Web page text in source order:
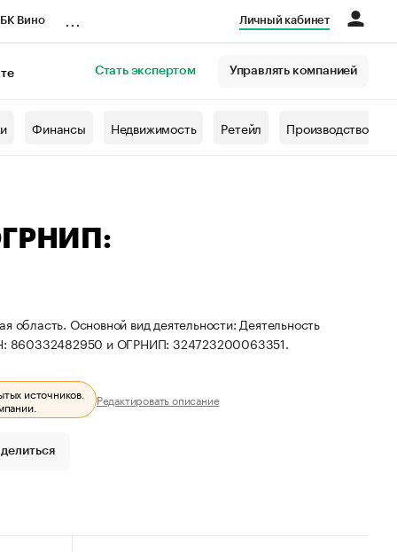
Вино Личный кабинет
Стать экспертом Управлять компанией
Финансы Недвижимость Ретейл Производство
Основной вид деятельности: Деятельность
860332482950 и ОГРНИП: 324723200063351.
источников.
Редактировать описание